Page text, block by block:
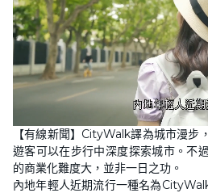
n
m
u
t
e
o
a
d
e
d
:
3
【有線新聞】CityWalk譯為城市漫步
遊客可以在步行中深度探索城市。不
的商業化難度大，並非一日之功。
內地年輕人近期流行一種名為